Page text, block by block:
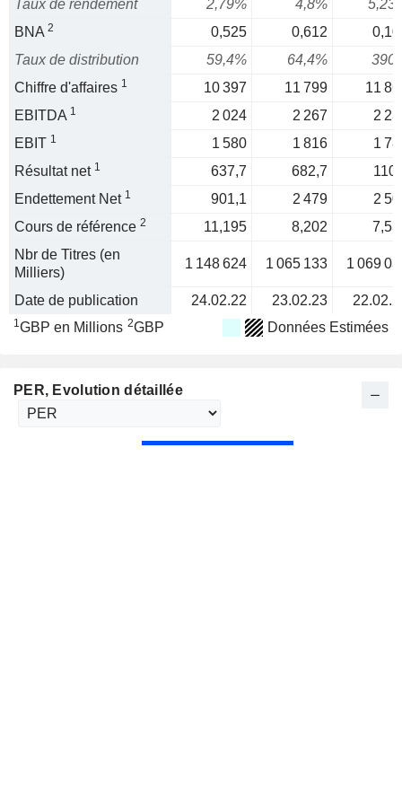
Taux de rendement
2,79% 4,8%
BNA 2 0,525 0,612
Taux de distribution
59,4% 64,4%
Chiffre d'affaires 1 10 397 11 799
11
EBITDA 1 2 024 2 267
2
EBIT 1 1 580 1 816
1
Résultat net 1 637,7 682,7
Endettement Net 1 901,1 2 479
2
Cours de référence 2 11,195 8,202
Nbr de Titres (en
Milliers)
1 148 624 1 065 133 1 069
Date de publication 24.02.22 23.02.23
1GBP en Millions 2GBP Données Estimées
PER, Evolution détaillée